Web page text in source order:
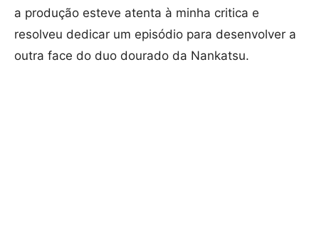
a produção esteve atenta à minha critica e
resolveu dedicar um episódio para desenvolver a
outra face do duo dourado da Nankatsu.